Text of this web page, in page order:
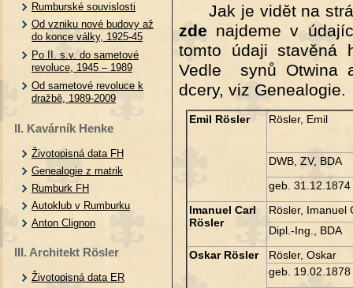
Rumburské souvislosti
Od vzniku nové budovy až
do konce války, 1925-45
Po II. s.v. do sametové
revoluce, 1945 – 1989
Od sametové revoluce k
dražbě, 1989-2009
II. Kavárník Henke
Životopisná data FH
Genealogie z matrik
Rumburk FH
Autoklub v Rumburku
Anton Clignon
III. Architekt Rösler
Životopisná data ER
Jak je vidět na
zde najdeme v
tomto údaji stavěná
Vedle synů Otwina
dcery, viz Genealogie.
Emil Rösler Rösler, Emil
DWB, ZV, BDA
geb. 31.12.1874
Imanuel Carl
Rösler
Rösler, Imanuel
Dipl.-Ing., BDA
Oskar Rösler
Rösler, Oskar
geb. 19.02.1878